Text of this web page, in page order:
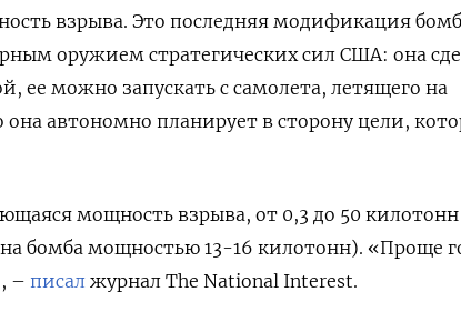
взрыва. Это последняя модификация
оружием стратегических сил США: она
ее можно запускать с самолета, летящего на
она автономно планирует в сторону цели,
мощность взрыва, от 0,3 до 50
бомба мощностью 13-16 килотонн). «Проще
– писал журнал The National Interest.